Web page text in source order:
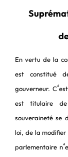
En vertu de la
est constitué
gouverneur. C‘
est titulaire de
souveraineté se
loi, de la modifier
parlementaire n‘